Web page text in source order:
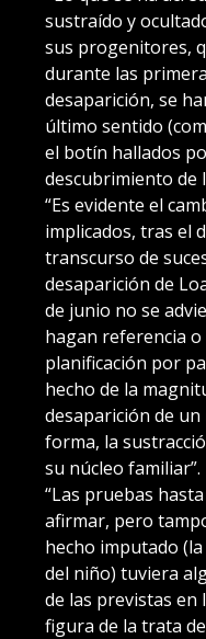
sustraído y
sus progenitores,
durante las
desaparición, se
último sentido
el botín hallados
descubrimiento de
“Es evidente el
implicados, tras el
transcurso de
desaparición de
de junio no se
hagan referencia
planificación por
hecho de la
desaparición de un
forma, la
su núcleo familiar”.
“Las pruebas
afirmar, pero
hecho imputado
del niño) tuviera
de las previstas en
figura de la trata